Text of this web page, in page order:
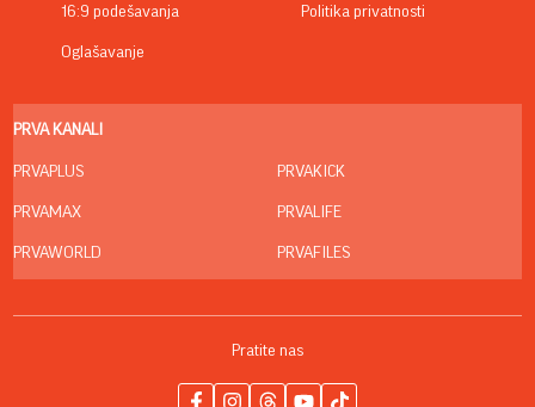
16:9 podešavanja
Oglašavanje
Politika privatnosti
PRVA KANALI
PRVAPLUS
PRVAMAX
PRVAWORLD
PRVAKICK
PRVALIFE
PRVAFILES
Pratite nas